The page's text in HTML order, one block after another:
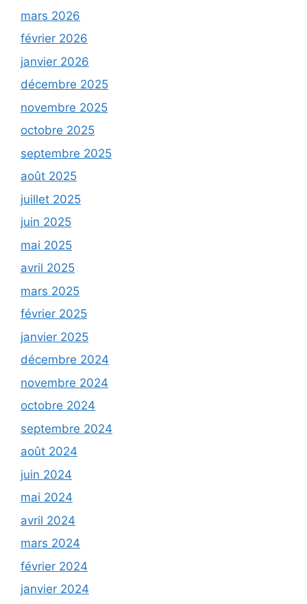
mars 2026
février 2026
janvier 2026
décembre 2025
novembre 2025
octobre 2025
septembre 2025
août 2025
juillet 2025
juin 2025
mai 2025
avril 2025
mars 2025
février 2025
janvier 2025
décembre 2024
novembre 2024
octobre 2024
septembre 2024
août 2024
juin 2024
mai 2024
avril 2024
mars 2024
février 2024
janvier 2024